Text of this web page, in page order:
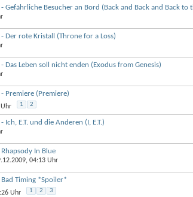
Gefährliche Besucher an Bord (Back and Back and Back to
Der rote Kristall (Throne for a Loss)
Das Leben soll nicht enden (Exodus from Genesis)
Premiere (Premiere)
1 2
Ich, E.T. und die Anderen (I, E.T.)
In Blue
04:13 Uhr
Timing *Spoiler*
Uhr 1 2 3